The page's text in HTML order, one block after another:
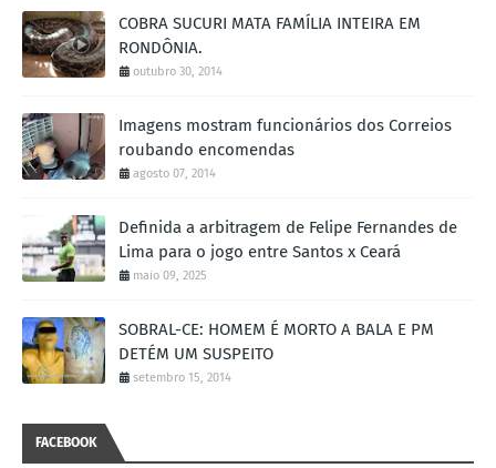
COBRA SUCURI MATA FAMÍLIA INTEIRA EM
RONDÔNIA.
outubro 30, 2014
Imagens mostram funcionários dos Correios
roubando encomendas
agosto 07, 2014
Definida a arbitragem de Felipe Fernandes de
Lima para o jogo entre Santos x Ceará
maio 09, 2025
SOBRAL-CE: HOMEM É MORTO A BALA E PM
DETÉM UM SUSPEITO
setembro 15, 2014
FACEBOOK